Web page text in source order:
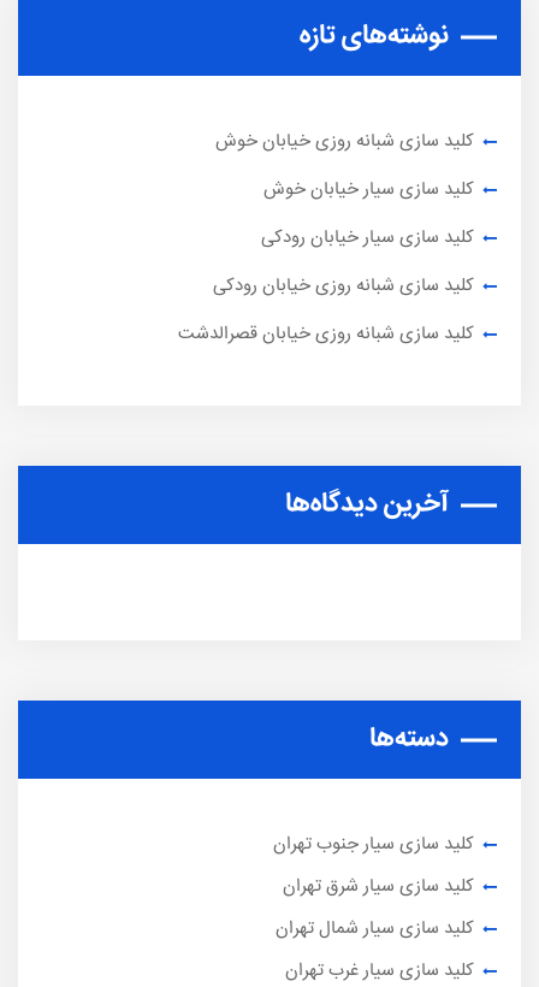
نوشته‌های تازه
کلید سازی شبانه روزی خیابان خوش
کلید سازی سیار خیابان خوش
کلید سازی سیار خیابان رودکی
کلید سازی شبانه روزی خیابان رودکی
کلید سازی شبانه روزی خیابان قصرالدشت
آخرین دیدگاه‌ها
دسته‌ها
کلید سازی سیار جنوب تهران
کلید سازی سیار شرق تهران
کلید سازی سیار شمال تهران
کلید سازی سیار غرب تهران